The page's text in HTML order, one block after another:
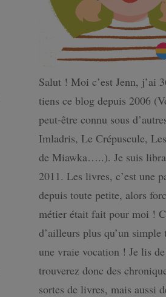
Salut ! Moi c’est Jenn, j’ai
tiens ce blog depuis 2006
peut-être connu sous
Imladris, Le Crépuscule,
de Miawka…..). Je suis
2011. Les livres, c’est une
depuis toute petite, alors
métier était fait pour moi !
d’ailleurs plus qu’un simple
une vraie vocation ! Je lis
trouverez donc des
sortes de livres, mais aussi